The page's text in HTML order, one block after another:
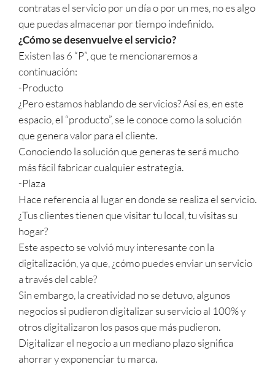
contratas el servicio por un día o por un mes, no es algo
que puedas almacenar por tiempo indefinido.
¿Cómo se desenvuelve el servicio?
Existen las 6 “P”, que te mencionaremos a
continuación:
-Producto
¿Pero estamos hablando de servicios? Así es, en este
espacio, el “producto”, se le conoce como la solución
que genera valor para el cliente.
Conociendo la solución que generas te será mucho
más fácil fabricar cualquier estrategia.
-Plaza
Hace referencia al lugar en donde se realiza el servicio.
¿Tus clientes tienen que visitar tu local, tu visitas su
hogar?
Este aspecto se volvió muy interesante con la
digitalización, ya que, ¿cómo puedes enviar un servicio
a través del cable?
Sin embargo, la creatividad no se detuvo, algunos
negocios si pudieron digitalizar su servicio al 100% y
otros digitalizaron los pasos que más pudieron.
Digitalizar el negocio a un mediano plazo significa
ahorrar y exponenciar tu marca.